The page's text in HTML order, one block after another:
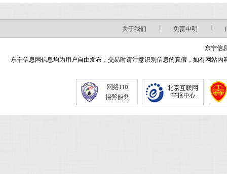
关于我们 免责申明
东宁信
东宁信息网信息均为用户自由发布，交易时请注意识别信息的真假，如有网站内